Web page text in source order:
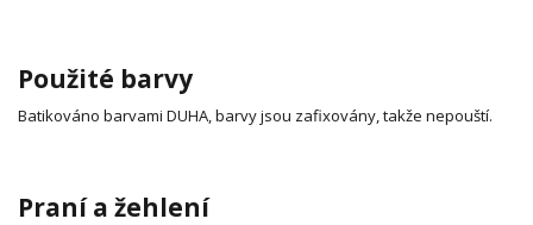
Použité barvy
Batikováno barvami DUHA, barvy jsou zafixovány, takže nepouští.
Praní a žehlení